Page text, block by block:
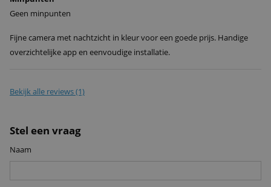
Geen minpunten
Fijne camera met nachtzicht in kleur voor een goede prijs. Handige
overzichtelijke app en eenvoudige installatie.
Bekijk alle reviews (1)
Stel een vraag
Naam